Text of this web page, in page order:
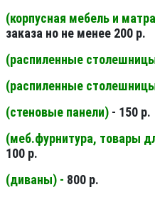
(корпусная мебель и
заказа но не менее 200 р.
(распиленные
(распиленные
(стеновые панели) - 150 р.
(меб.фурнитура, товары
100 р.
(диваны) - 800 р.